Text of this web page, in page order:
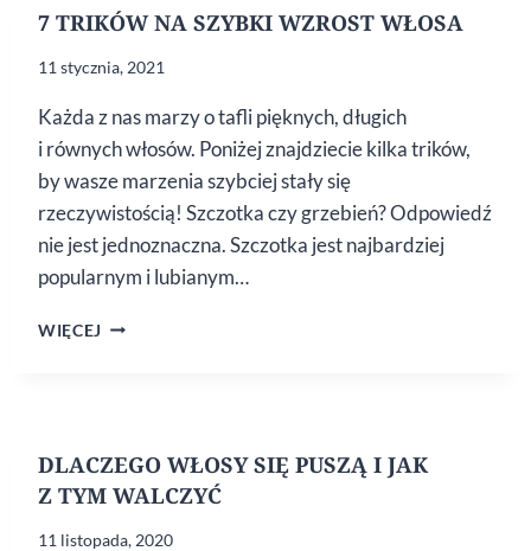
7 TRIKÓW NA SZYBKI WZROST WŁOSA
11 stycznia, 2021
Każda z nas marzy o tafli pięknych, długich
i równych włosów. Poniżej znajdziecie kilka trików,
by wasze marzenia szybciej stały się
rzeczywistością! Szczotka czy grzebień? Odpowiedź
nie jest jednoznaczna. Szczotka jest najbardziej
popularnym i lubianym…
WIĘCEJ
DLACZEGO WŁOSY SIĘ PUSZĄ I JAK
Z TYM WALCZYĆ
11 listopada, 2020